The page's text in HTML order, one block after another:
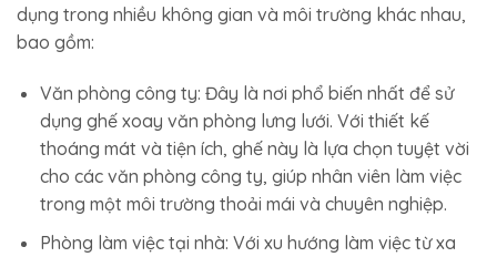
dụng trong nhiều không gian và môi trường khác nhau,
bao gồm:
Văn phòng công ty: Đây là nơi phổ biến nhất để sử
dụng ghế xoay văn phòng lưng lưới. Với thiết kế
thoáng mát và tiện ích, ghế này là lựa chọn tuyệt vời
cho các văn phòng công ty, giúp nhân viên làm việc
trong một môi trường thoải mái và chuyên nghiệp.
Phòng làm việc tại nhà: Với xu hướng làm việc từ xa